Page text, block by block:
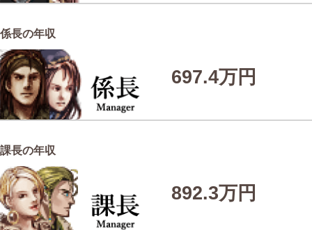
係長の年収
697.4万円
課長の年収
892.3万円